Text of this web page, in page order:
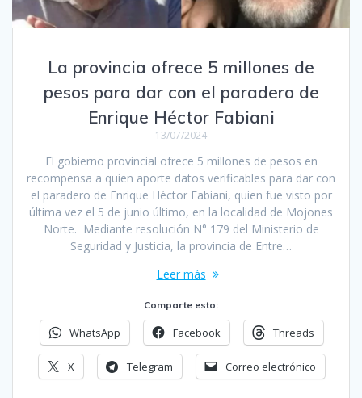
La provincia ofrece 5 millones de
pesos para dar con el paradero de
Enrique Héctor Fabiani
13/07/2024
El gobierno provincial ofrece 5 millones de pesos en
recompensa a quien aporte datos verificables para dar con
el paradero de Enrique Héctor Fabiani, quien fue visto por
última vez el 5 de junio último, en la localidad de Mojones
Norte. Mediante resolución N° 179 del Ministerio de
Seguridad y Justicia, la provincia de Entre…
Leer más
Comparte esto:
WhatsApp Facebook Threads
X Telegram Correo electrónico